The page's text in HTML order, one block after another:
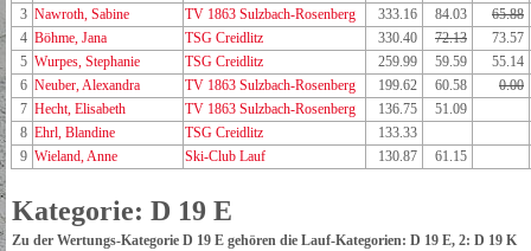
3 Nawroth, Sabine TV 1863 Sulzbach-Rosenberg 333.16 84.03
65.88
4 Böhme, Jana TSG Creidlitz 330.40 72.13
73.57
5 Wurpes, Stephanie TSG Creidlitz 259.99 59.59
55.14
6 Neuber, Alexandra TV 1863 Sulzbach-Rosenberg 199.62 60.58
0.00
7 Hecht, Elisabeth TV 1863 Sulzbach-Rosenberg 136.75
51.09
8 Ehrl, Blandine TSG Creidlitz
133.33
9 Wieland, Anne Ski-Club Lauf 130.87 61.15
Kategorie: D 19 E
Zu der Wertungs-Kategorie D 19 E gehören die Lauf-Kategorien: D 19 E, 2: D 19 K